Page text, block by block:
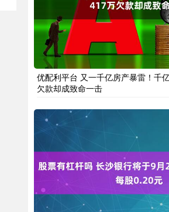
优配利平台 又一千亿房产暴雷！千
欠款却成致命一击